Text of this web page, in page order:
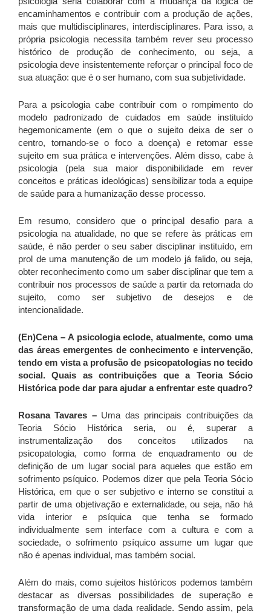
encaminhamentos e contribuir com a produção de ações,
mais que multidisciplinares, interdisciplinares. Para isso, a
própria psicologia necessita também rever seu processo
histórico de produção de conhecimento, ou seja, a
psicologia deve insistentemente reforçar o principal foco de
sua atuação: que é o ser humano, com sua subjetividade.
Para a psicologia cabe contribuir com o rompimento do
modelo padronizado de cuidados em saúde instituído
hegemonicamente (em o que o sujeito deixa de ser o
centro, tornando-se o foco a doença) e retomar esse
sujeito em sua prática e intervenções. Além disso, cabe à
psicologia (pela sua maior disponibilidade em rever
conceitos e práticas ideológicas) sensibilizar toda a equipe
de saúde para a humanização desse processo.
Em resumo, considero que o principal desafio para a
psicologia na atualidade, no que se refere às práticas em
saúde, é não perder o seu saber disciplinar instituído, em
prol de uma manutenção de um modelo já falido, ou seja,
obter reconhecimento como um saber disciplinar que tem a
contribuir nos processos de saúde a partir da retomada do
sujeito, como ser subjetivo de desejos e de
intencionalidade.
(En)Cena – A psicologia eclode, atualmente, como uma
das áreas emergentes de conhecimento e intervenção,
tendo em vista a profusão de psicopatologias no tecido
social. Quais as contribuições que a Teoria Sócio
Histórica pode dar para ajudar a enfrentar este quadro?
Rosana Tavares –Uma das principais contribuições da
Teoria Sócio Histórica seria, ou é, superar a
instrumentalização dos conceitos utilizados na
psicopatologia, como forma de enquadramento ou de
definição de um lugar social para aqueles que estão em
sofrimento psíquico. Podemos dizer que pela Teoria Sócio
Histórica, em que o ser subjetivo e interno se constitui a
partir de uma objetivação e externalidade, ou seja, não há
vida interior e psíquica que tenha se formado
individualmente sem interface com a cultura e com a
sociedade, o sofrimento psíquico assume um lugar que
não é apenas individual, mas também social.
Além do mais, como sujeitos históricos podemos também
destacar as diversas possibilidades de superação e
transformação de uma dada realidade. Sendo assim, pela